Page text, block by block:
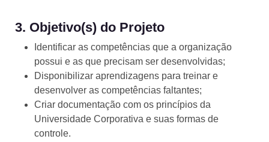
3. Objetivo(s) do Projeto
Identificar as competências que a organização
possui e as que precisam ser desenvolvidas;
Disponibilizar aprendizagens para treinar e
desenvolver as competências faltantes;
Criar documentação com os princípios da
Universidade Corporativa e suas formas de
controle.